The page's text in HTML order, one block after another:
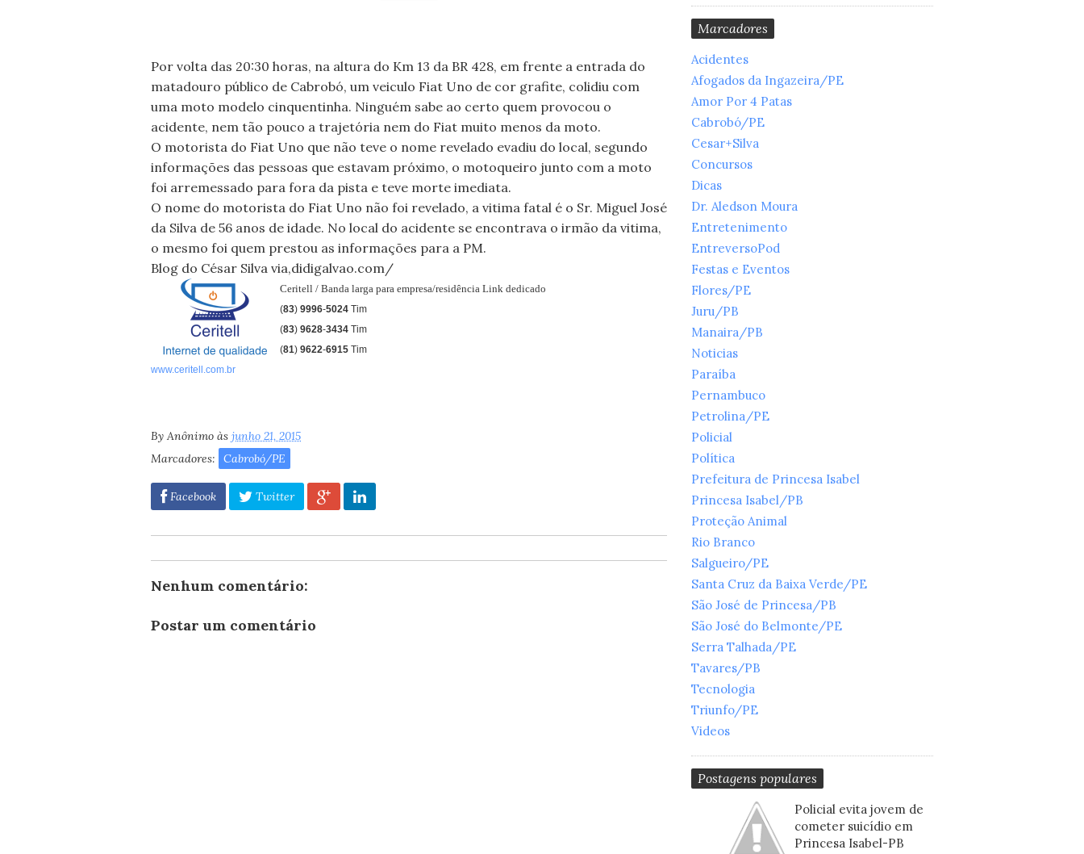
Por volta das 20:30 horas, na altura do Km 13 da BR 428, em frente a entrada do
matadouro público de Cabrobó, um veiculo Fiat Uno de cor grafite, colidiu com
uma moto modelo cinquentinha. Ninguém sabe ao certo quem provocou o
acidente, nem tão pouco a trajetória nem do Fiat muito menos da moto.
O motorista do Fiat Uno que não teve o nome revelado evadiu do local, segundo
informações das pessoas que estavam próximo, o motoqueiro junto com a moto
foi arremessado para fora da pista e teve morte imediata.
O nome do motorista do Fiat Uno não foi revelado, a vitima fatal é o Sr. Miguel José
da Silva de 56 anos de idade. No local do acidente se encontrava o irmão da vitima,
o mesmo foi quem prestou as informações para a PM.
Blog do César Silva via,didigalvao.com/
Ceritell / Banda larga para empresa/residência Link dedicado
(83) 9996-5024 Tim
(83) 9628-3434 Tim
(81) 9622-6915 Tim
www.ceritell.com.br
By Anônimo às junho 21, 2015
Marcadores:
Cabrobó/PE
Facebook Twitter
Nenhum comentário:
Postar um comentário
Marcadores
Acidentes
Afogados da Ingazeira/PE
Amor Por 4 Patas
Cabrobó/PE
Cesar+Silva
Concursos
Dicas
Dr. Aledson Moura
Entretenimento
EntreversoPod
Festas e Eventos
Flores/PE
Juru/PB
Manaira/PB
Noticias
Paraíba
Pernambuco
Petrolina/PE
Policial
Política
Prefeitura de Princesa Isabel
Princesa Isabel/PB
Proteção Animal
Rio Branco
Salgueiro/PE
Santa Cruz da Baixa Verde/PE
São José de Princesa/PB
São José do Belmonte/PE
Serra Talhada/PE
Tavares/PB
Tecnologia
Triunfo/PE
Videos
Postagens populares
Policial evita jovem de
cometer suicídio em
Princesa Isabel-PB